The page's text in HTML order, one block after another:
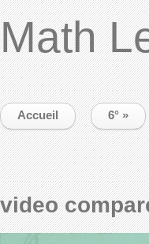
Math
Accueil 6° »
video